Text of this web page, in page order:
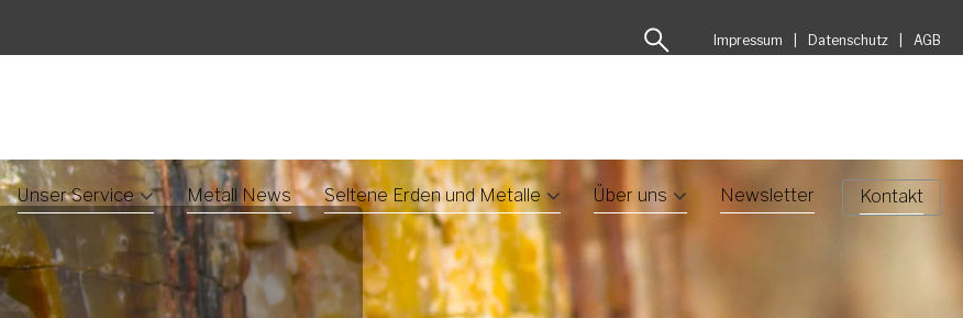
Impressum Datenschutz AGB
Unser Service Metall News Seltene Erden und Metalle Über uns Newsletter Kontakt